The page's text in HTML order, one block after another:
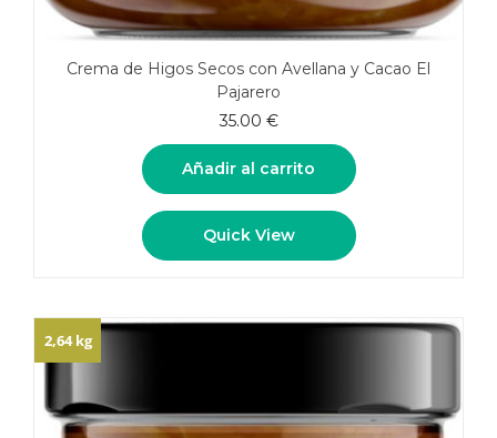
Crema de Higos Secos con Avellana y Cacao El
Pajarero
35.00 €
Añadir al carrito
Quick View
2,64 kg